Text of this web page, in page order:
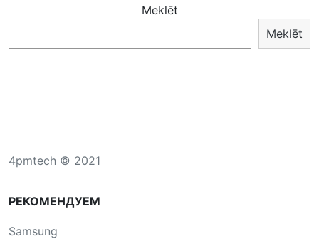
Meklēt
Meklēt
4pmtech © 2021
РЕКОМЕНДУЕМ
Samsung